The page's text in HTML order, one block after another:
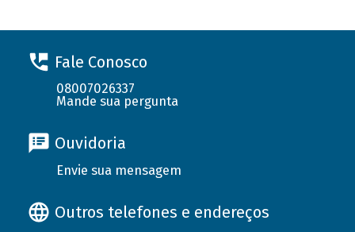
Fale Conosco
08007026337
Mande sua pergunta
Ouvidoria
Envie sua mensagem
Outros telefones e endereços